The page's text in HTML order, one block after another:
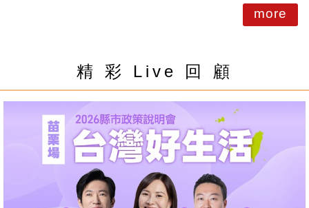
more
精 彩 Live 回 顧